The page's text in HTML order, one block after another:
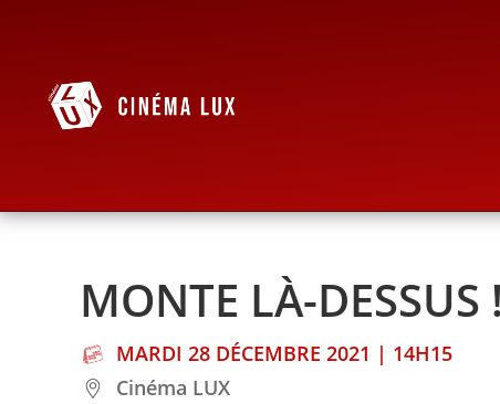
MONTE LÀ-DESSUS !
MARDI 28 DÉCEMBRE 2021 | 14H15
Cinéma LUX